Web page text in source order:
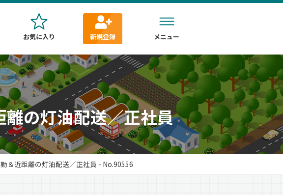
お気に入り 新規登録 メニュー
の灯油配送／正社員
＆近距離の灯油配送／正社員 - No.90556